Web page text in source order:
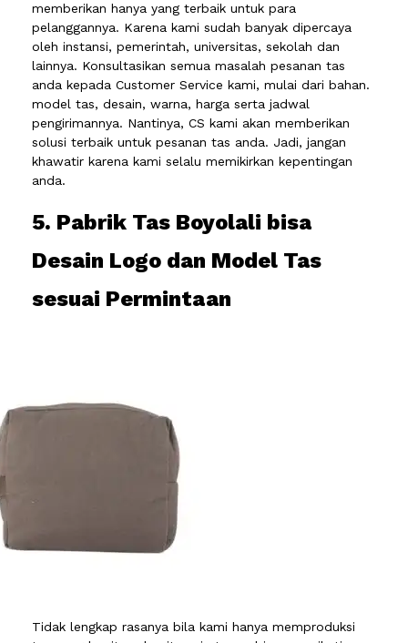
memberikan hanya yang terbaik untuk para
pelanggannya. Karena kami sudah banyak dipercaya
oleh instansi, pemerintah, universitas, sekolah dan
lainnya. Konsultasikan semua masalah pesanan tas
anda kepada Customer Service kami, mulai dari bahan.
model tas, desain, warna, harga serta jadwal
pengirimannya. Nantinya, CS kami akan memberikan
solusi terbaik untuk pesanan tas anda. Jadi, jangan
khawatir karena kami selalu memikirkan kepentingan
anda.
5. Pabrik Tas Boyolali bisa
Desain Logo dan Model Tas
sesuai Permintaan
Tidak lengkap rasanya bila kami hanya memproduksi